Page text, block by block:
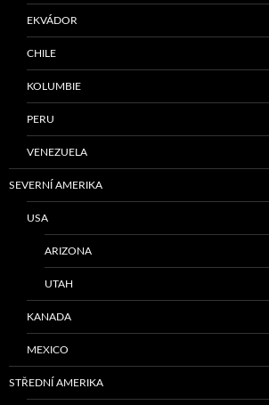
EKVÁDOR
CHILE
KOLUMBIE
PERU
VENEZUELA
SEVERNÍ AMERIKA
USA
ARIZONA
UTAH
KANADA
MEXICO
STŘEDNÍ AMERIKA